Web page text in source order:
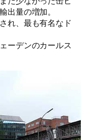
出量の増加。
れ、最も有名なド
ーデンのカールス